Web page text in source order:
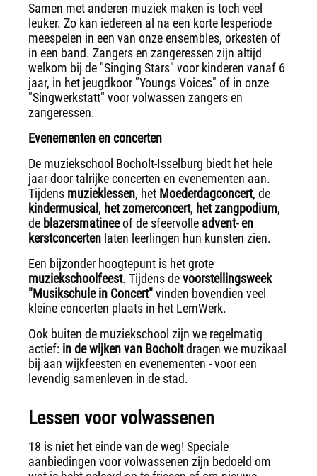
Samen met anderen muziek maken is toch veel
leuker. Zo kan iedereen al na een korte lesperiode
meespelen in een van onze ensembles, orkesten of
in een band. Zangers en zangeressen zijn altijd
welkom bij de "Singing Stars" voor kinderen vanaf 6
jaar, in het jeugdkoor "Youngs Voices" of in onze
"Singwerkstatt" voor volwassen zangers en
zangeressen.
Evenementen en concerten
De muziekschool Bocholt-Isselburg biedt het hele
jaar door talrijke concerten en evenementen aan.
Tijdens muzieklessen, het Moederdagconcert, de
kindermusical , het zomerconcert, het zangpodium,
de blazersmatineeof de sfeervolle advent- en
kerstconcerten laten leerlingen hun kunsten zien.
Een bijzonder hoogtepunt is het grote
muziekschoolfeest. Tijdens devoorstellingsweek
"Musikschule in Concert"vinden bovendien veel
kleine concerten plaats in het LernWerk.
Ook buiten de muziekschool zijn we regelmatig
actief: in de wijken van Bocholtdragen we muzikaal
bij aan wijkfeesten en evenementen - voor een
levendig samenleven in de stad.
Lessen voor volwassenen
18 is niet het einde van de weg! Speciale
aanbiedingen voor volwassenen zijn bedoeld om